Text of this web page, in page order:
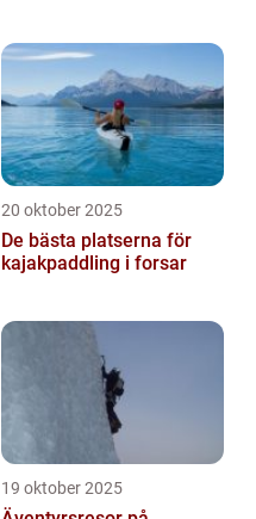
20 oktober 2025
De bästa platserna för
kajakpaddling i forsar
19 oktober 2025